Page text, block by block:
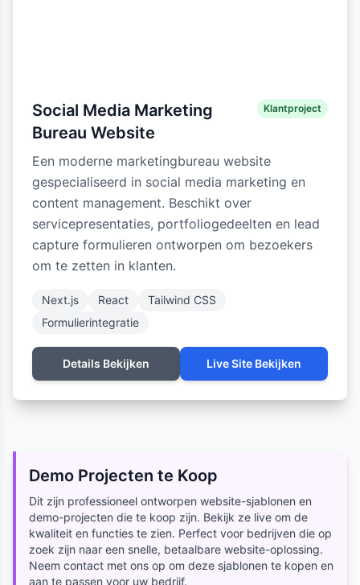
Social Media Marketing
Bureau Website
Klantproject
Een moderne marketingbureau website
gespecialiseerd in social media marketing en
content management. Beschikt over
servicepresentaties, portfoliogedeelten en lead
capture formulieren ontworpen om bezoekers
om te zetten in klanten.
Next.js React
Tailwind CSS
Formulierintegratie
Details Bekijken Live Site Bekijken
Demo Projecten te Koop
Dit zijn professioneel ontworpen website-sjablonen en
demo-projecten die te koop zijn. Bekijk ze live om de
kwaliteit en functies te zien. Perfect voor bedrijven die op
zoek zijn naar een snelle, betaalbare website-oplossing.
Neem contact met ons op om deze sjablonen te kopen en
aan te passen voor uw bedrijf.